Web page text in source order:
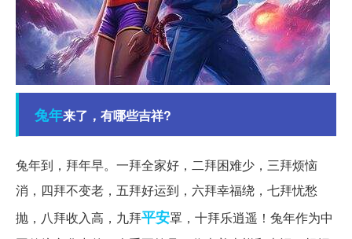
兔年来了，有哪些吉祥?
兔年到，拜年早。一拜全家好，二拜困难少，三拜烦恼
消，四拜不变老，五拜好运到，六拜幸福绕，七拜忧愁
抛，八拜收入高，九拜平安罩，十拜乐逍遥！兔年作为中